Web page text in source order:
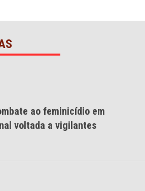
ao feminicídio em
voltada a vigilantes